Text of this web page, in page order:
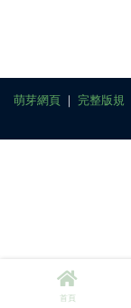
萌芽網頁｜ 完整版規
首頁